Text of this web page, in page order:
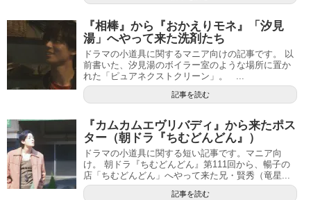
『相棒』から『おかえりモネ』「汐見
湯」へやって来た洗剤たち
ドラマの小道具に関するマニア向けの記事です。 以
前書いた、汐見湯のボイラー室のような場所に置か
れた「ピュアネクストクリーン」。 ‎ ...
記事を読む
『カムカムエヴリバディ』から来たポス
ター（朝ドラ『ちむどんどん』）
ドラマの小道具に関する短い記事です。マニア向
け。 朝ドラ『ちむどんどん』第111回から、暢子の
店「ちむどんどん」へやって来た兄・賢秀（竜星...
記事を読む